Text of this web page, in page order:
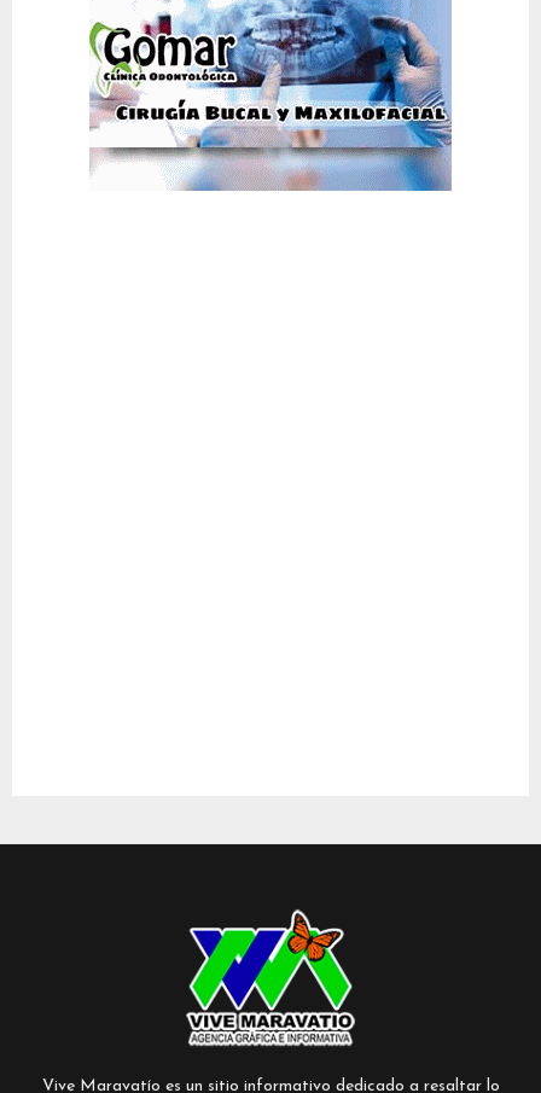
Vive Maravatío es un sitio informativo dedicado a resaltar lo